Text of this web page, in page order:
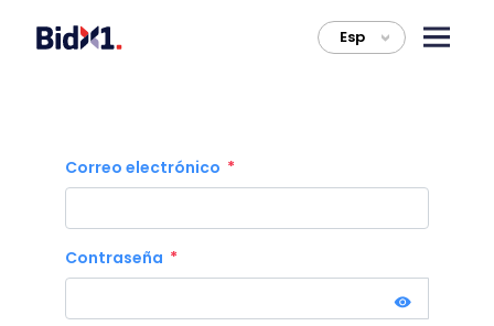
Esp >
Correo electrónico
Contraseña